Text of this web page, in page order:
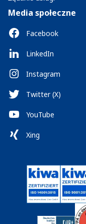
Media społeczne
Facebook
LinkedIn
Instagram
Twitter (X)
YouTube
Xing